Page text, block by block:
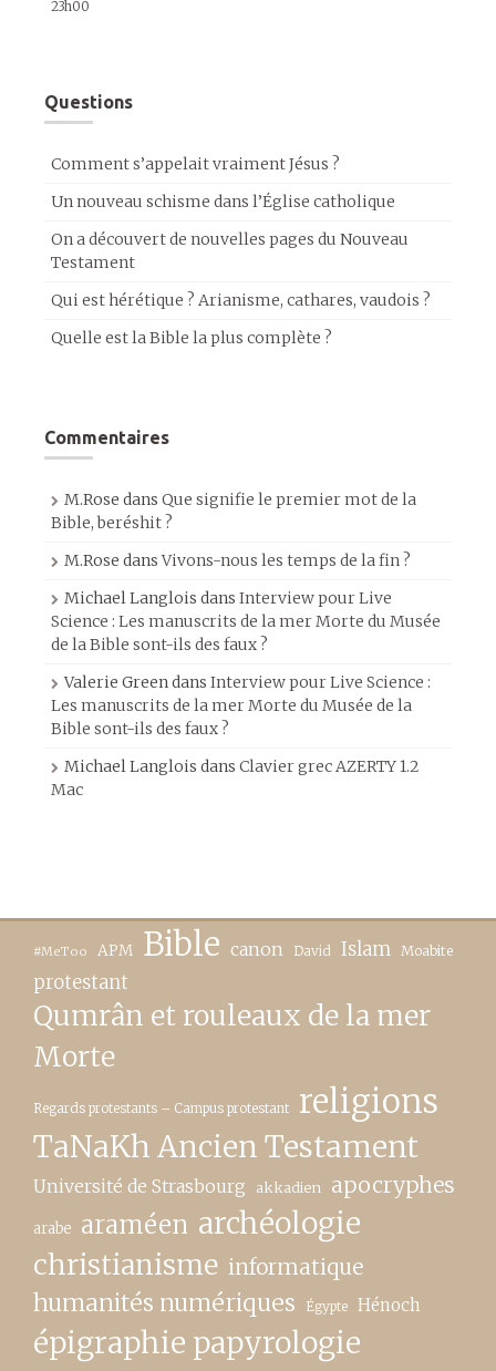
23h00
Questions
Comment s’appelait vraiment Jésus ?
Un nouveau schisme dans l’Église catholique
On a découvert de nouvelles pages du Nouveau
Testament
Qui est hérétique ? Arianisme, cathares, vaudois ?
Quelle est la Bible la plus complète ?
Commentaires
M.Rose dans Que signifie le premier mot de la
Bible, beréshit ?
M.Rose dansVivons-nous les temps de la fin ?
Michael Langlois dans Interview pour Live
Science : Les manuscrits de la mer Morte du Musée
de la Bible sont-ils des faux ?
Valerie Greendans Interview pour Live Science :
Les manuscrits de la mer Morte du Musée de la
Bible sont-ils des faux ?
Michael Langlois dans Clavier grec AZERTY 1.2
Mac
#MeToo APM Bible canon David Islam Moabite
protestant
Qumrân et rouleaux de la mer
Morte
Regards protestants – Campus protestant religions
TaNaKh Ancien Testament
Université de Strasbourg akkadien apocryphes
arabe araméen archéologie
christianisme informatique
humanités numériques Égypte Hénoch
épigraphie papyrologie